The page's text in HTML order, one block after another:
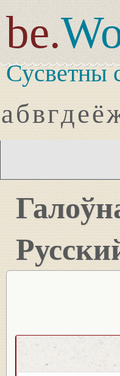
be.
Сусветны
абвгдеё